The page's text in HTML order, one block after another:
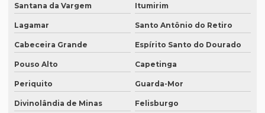
Serviço de legendagem
Serviço de legendagem de vídeos
Serviço de revisão de artigos científicos
Serviço de revisão gramatical profissional
Santana da Vargem Itumirim
Lagamar Santo Antônio do Retiro
Cabeceira Grande Espírito Santo do Dourado
Pouso Alto Capetinga
Periquito Guarda-Mor
Divinolândia de Minas Felisburgo